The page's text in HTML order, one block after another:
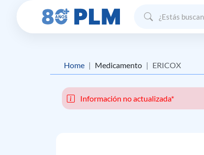
Home Medicamento ERICOX
Información no actualizada*